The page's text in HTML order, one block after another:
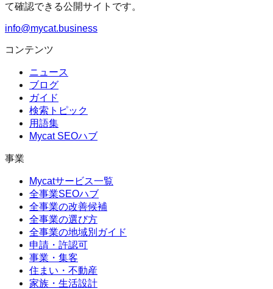
て確認できる公開サイトです。
info@mycat.business
コンテンツ
ニュース
ブログ
ガイド
検索トピック
用語集
Mycat SEOハブ
事業
Mycatサービス一覧
全事業SEOハブ
全事業の改善候補
全事業の選び方
全事業の地域別ガイド
申請・許認可
事業・集客
住まい・不動産
家族・生活設計